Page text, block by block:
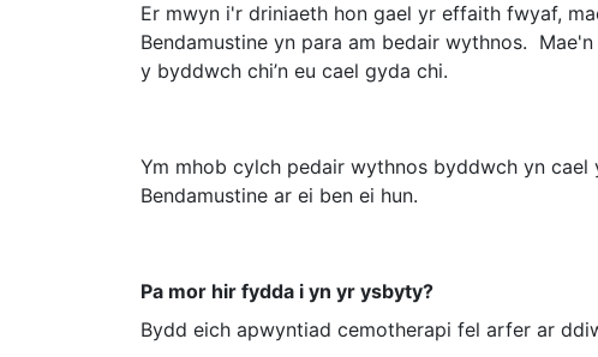
Er mwyn i'r driniaeth hon gael yr effaith fwyaf,
Bendamustine yn para am bedair wythnos.
y byddwch chi’n eu cael gyda chi.
Ym mhob cylch pedair wythnos byddwch yn
Bendamustine ar ei ben ei hun.
Pa mor hir fydda i yn yr ysbyty?
Bydd eich apwyntiad cemotherapi fel arfer ar